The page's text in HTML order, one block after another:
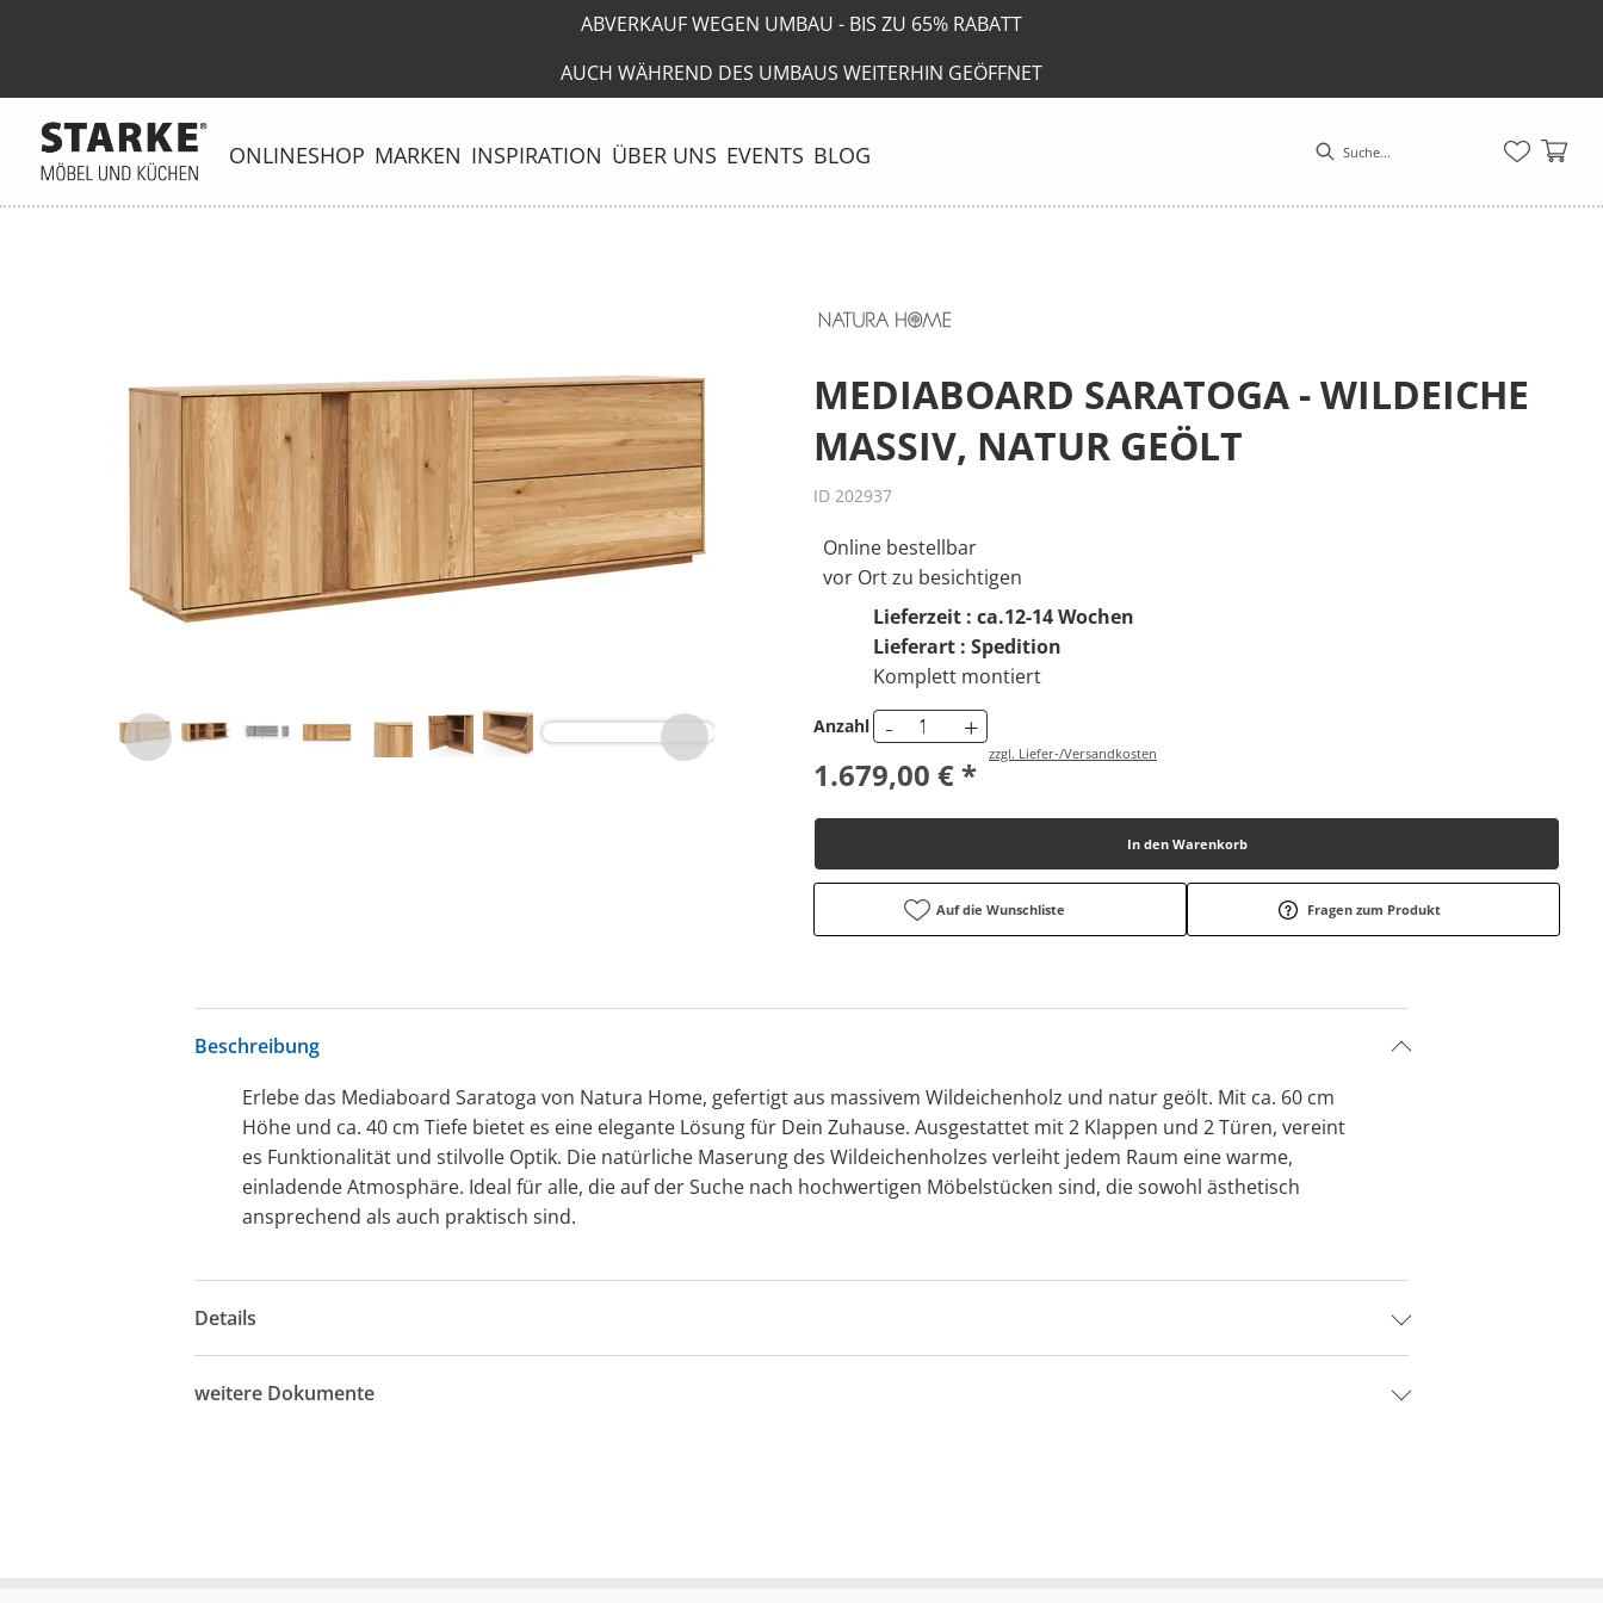
ABVERKAUF WEGEN UMBAU - BIS ZU 65% RABATT
AUCH WÄHREND DES UMBAUS WEITERHIN GEÖFFNET
ONLINESHOP MARKEN INSPIRATION ÜBER UNS EVENTS BLOG
MEDIABOARD SARATOGA - WILDEICHE
MASSIV, NATUR GEÖLT
ID 202937
Online bestellbar
vor Ort zu besichtigen
Lieferzeit : ca.12-14 Wochen
Lieferart : Spedition
Komplett montiert
Anzahl - +
1.679,00 € *
zzgl. Liefer-/Versandkosten
In den Warenkorb
Auf die Wunschliste Fragen zum Produkt
Beschreibung
Erlebe das Mediaboard Saratoga von Natura Home, gefertigt aus massivem Wildeichenholz und natur geölt. Mit ca. 60 cm
Höhe und ca. 40 cm Tiefe bietet es eine elegante Lösung für Dein Zuhause. Ausgestattet mit 2 Klappen und 2 Türen, vereint
es Funktionalität und stilvolle Optik. Die natürliche Maserung des Wildeichenholzes verleiht jedem Raum eine warme,
einladende Atmosphäre. Ideal für alle, die auf der Suche nach hochwertigen Möbelstücken sind, die sowohl ästhetisch
ansprechend als auch praktisch sind.
Details
weitere Dokumente